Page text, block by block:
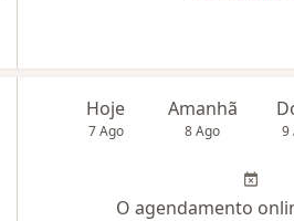
Hoje
7 Ago
Amanhã
8 Ago 9
O agendamento